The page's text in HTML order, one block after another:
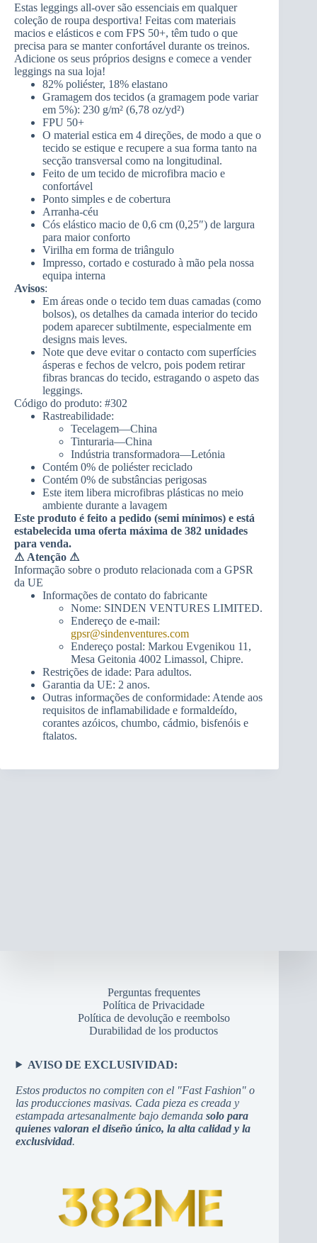
Estas leggings all-over são essenciais em qualquer
coleção de roupa desportiva! Feitas com materiais
macios e elásticos e com FPS 50+, têm tudo o que
precisa para se manter confortável durante os treinos.
Adicione os seus próprios designs e comece a vender
leggings na sua loja!
82% poliéster, 18% elastano
Gramagem dos tecidos (a gramagem pode variar
em 5%): 230 g/m² (6,78 oz/yd²)
FPU 50+
O material estica em 4 direções, de modo a que o
tecido se estique e recupere a sua forma tanto na
secção transversal como na longitudinal.
Feito de um tecido de microfibra macio e
confortável
Ponto simples e de cobertura
Arranha-céu
Cós elástico macio de 0,6 cm (0,25″) de largura
para maior conforto
Virilha em forma de triângulo
Impresso, cortado e costurado à mão pela nossa
equipa interna
Avisos:
Em áreas onde o tecido tem duas camadas (como
bolsos), os detalhes da camada interior do tecido
podem aparecer subtilmente, especialmente em
designs mais leves.
Note que deve evitar o contacto com superfícies
ásperas e fechos de velcro, pois podem retirar
fibras brancas do tecido, estragando o aspeto das
leggings.
Código do produto: #302
Rastreabilidade:
Tecelagem—China
Tinturaria—China
Indústria transformadora—Letónia
Contém 0% de poliéster reciclado
Contém 0% de substâncias perigosas
Este item libera microfibras plásticas no meio
ambiente durante a lavagem
Este produto é feito a pedido (semi mínimos) e está
estabelecida uma oferta máxima de 382 unidades
para venda.
⚠ Atenção ⚠
Informação sobre o produto relacionada com a GPSR
da UE
Informações de contato do fabricante
Nome: SINDEN VENTURES LIMITED.
Endereço de e-mail:
gpsr@sindenventures.com
Endereço postal: Markou Evgenikou 11,
Mesa Geitonia 4002 Limassol, Chipre.
Restrições de idade: Para adultos.
Garantia da UE: 2 anos.
Outras informações de conformidade: Atende aos
requisitos de inflamabilidade e formaldeído,
corantes azóicos, chumbo, cádmio, bisfenóis e
ftalatos.
Perguntas frequentes
Política de Privacidade
Política de devolução e reembolso
Durabilidad de los productos
AVISO DE EXCLUSIVIDAD:
Estos productos no compiten con el "Fast Fashion" o
las producciones masivas. Cada pieza es creada y
estampada artesanalmente bajo demandasolo para
quienes valoran el diseño único, la alta calidad y la
exclusividad.